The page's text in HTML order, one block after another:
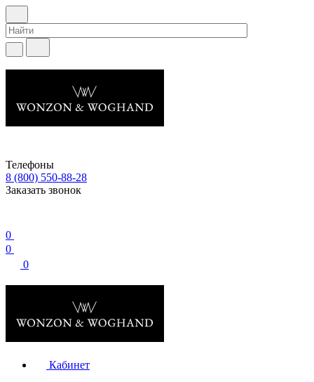
Телефоны
8 (800) 550-88-28
Заказать звонок
0
0
0
Кабинет